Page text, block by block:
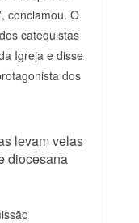
conclamou. O
catequistas
Igreja e disse
dos
levam velas
diocesana